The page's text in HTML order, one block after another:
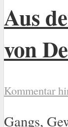
Aus
von
Kommentar
Gangs,